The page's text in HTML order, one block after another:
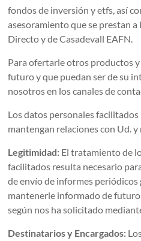
fondos de inversión y etfs, así
asesoramiento que se prestan a
Directo y de Casadevall EAFN.
Para ofertarle otros productos
futuro y que puedan ser de su
nosotros en los canales de
Los datos personales
mantengan relaciones con Ud.
Legitimidad: El tratamiento de
facilitados resulta necesario
de envío de informes
mantenerle informado de
según nos ha solicitado
Destinatarios y Encargados: